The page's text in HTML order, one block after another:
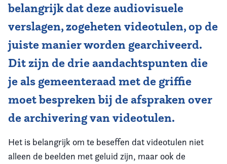
belangrijk dat deze audiovisuele
verslagen, zogeheten videotulen, op de
juiste manier worden gearchiveerd.
Dit zijn de drie aandachtspunten die
je als gemeenteraad met de griffie
moet bespreken bij de afspraken over
de archivering van videotulen.
Het is belangrijk om te beseffen dat videotulen niet
alleen de beelden met geluid zijn, maar ook de